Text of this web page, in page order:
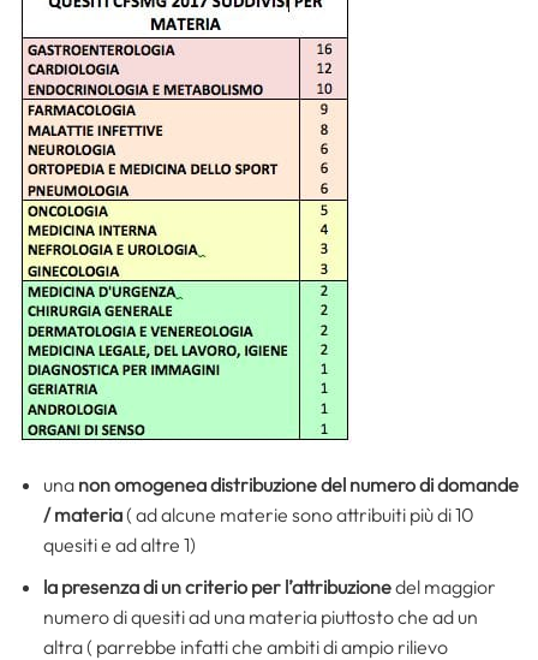
una non omogenea distribuzione del numero di domande
/ materia( ad alcune materie sono attribuiti più di 10
quesiti e ad altre 1)
la presenza di un criterio per l’attribuzionedel maggior
numero di quesiti ad una materia piuttosto che ad un
altra ( parrebbe infatti che ambiti di ampio rilievo